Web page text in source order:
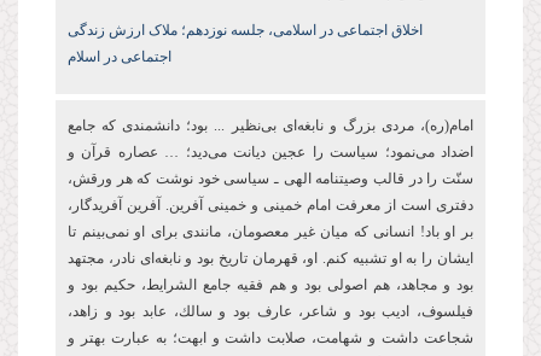
اخلاق اجتماعی در اسلامی،‌ جلسه نوزدهم؛‌ ملاک ارزش زندگی
اجتماعی در اسلام
امام(ره)، مردى بزرگ و نابغه‌‏اى بى‌‏نظیر ... بود؛ دانشمندى كه جامع
اضداد مى‏‌نمود؛ سیاست را عجین دیانت مى‏‌دید؛ … عصاره قرآن و
سنّت را در قالب وصیت‏نامه الهی‌ ـ سیاسى خود نوشت كه هر ورقش،
دفترى است از معرفت امام خمینى و خمینى آفرین. آفرین آفریدگار،
بر او باد! انسانی كه میان غیر معصومان، مانندى براى او نمى‏‌بینم تا
ایشان را به او تشبیه كنم. او، قهرمان تاریخ بود و نابغه‏‌اى نادر، مجتهد
بود و مجاهد، هم اصولى بود و هم فقیه جامع الشرایط، حكیم بود و
فیلسوف، ادیب بود و شاعر، عارف بود و سالك، عابد بود و زاهد،
شجاعت داشت و شهامت، صلابت داشت و ابهت؛ به عبارت بهتر و